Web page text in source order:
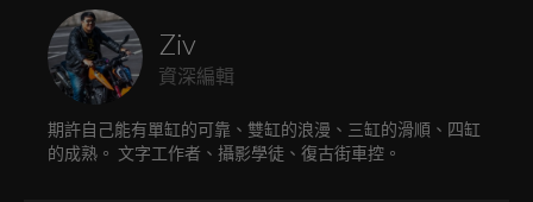
Ziv
資深編輯
期許自己能有單缸的可靠、雙缸的浪漫、三缸的滑順、四缸
的成熟。 文字工作者、攝影學徒、復古街車控。